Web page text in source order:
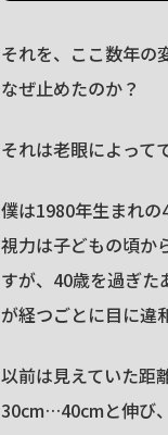
それを、ここ数年の
なぜ止めたのか？
それは老眼によって
僕は1980年生まれの
視力は子どもの頃か
すが、40歳を過ぎ
が経つごとに目に違
以前は見えていた距
30cm…40cmと伸び